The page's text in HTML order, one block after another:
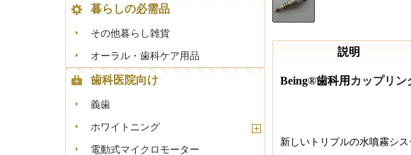
説明
Being®歯科用 カップリン
新しいトリプルの水噴霧シ
暮らしの必需品
その他暮らし雑貨
オーラル・歯科ケア用品
歯科医院向け
義歯
ホワイトニング
電動式マイクロモーター